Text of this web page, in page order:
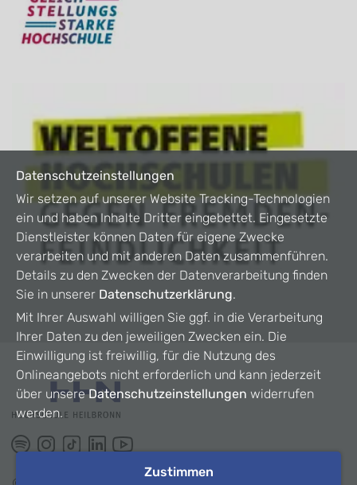
Datenschutzeinstellungen
Wir setzen auf unserer Website Tracking-Technologien
ein und haben Inhalte Dritter eingebettet. Eingesetzte
Dienstleister können Daten für eigene Zwecke
verarbeiten und mit anderen Daten zusammenführen.
Details zu den Zwecken der Datenverarbeitung finden
Sie in unserer Datenschutzerklärung.
Mit Ihrer Auswahl willigen Sie ggf. in die Verarbeitung
Ihrer Daten zu den jeweiligen Zwecken ein. Die
Einwilligung ist freiwillig, für die Nutzung des
Onlineangebots nicht erforderlich und kann jederzeit
über unsereDatenschutzeinstellungen widerrufen
werden.
Zustimmen